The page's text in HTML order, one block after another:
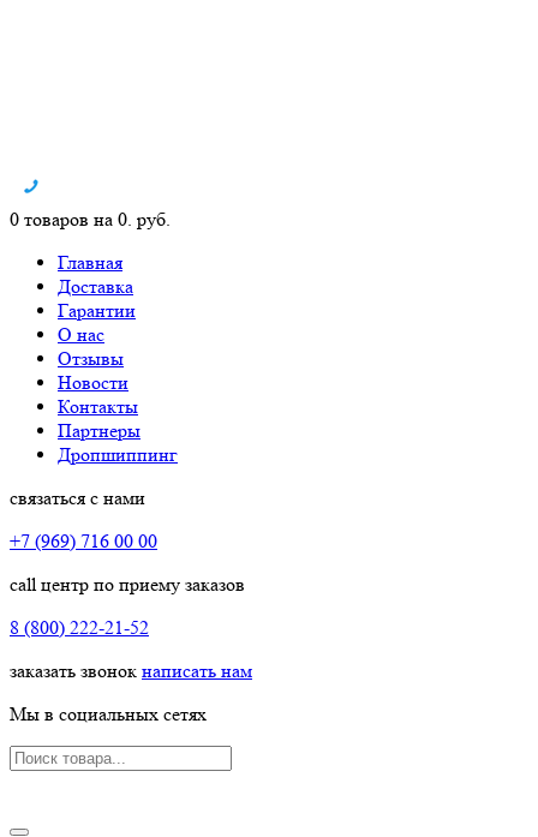
0 товаров на 0. руб.
Главная
Доставка
Гарантии
О нас
Отзывы
Новости
Контакты
Партнеры
Дропшиппинг
связаться с нами
+7 (969) 716 00 00
call центр по приему заказов
8 (800) 222-21-52
заказать звонок написать нам
Мы в социальных сетях